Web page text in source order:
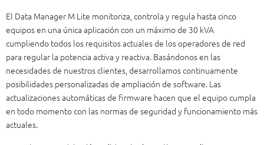
El Data Manager M Lite monitoriza, controla y regula hasta cinco
equipos en una única aplicación con un máximo de 30 kVA
cumpliendo todos los requisitos actuales de los operadores de red
para regular la potencia activa y reactiva. Basándonos en las
necesidades de nuestros clientes, desarrollamos continuamente
posibilidades personalizadas de ampliación de software. Las
actualizaciones automáticas de firmware hacen que el equipo cumpla
en todo momento con las normas de seguridad y funcionamiento más
actuales.